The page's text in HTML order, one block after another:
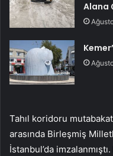
Alana
Tahıl koridoru
arasında Birleşmiş
İstanbul’da